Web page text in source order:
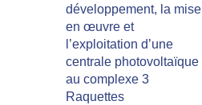
développement, la mise
en œuvre et
l’exploitation d’une
centrale photovoltaïque
au complexe 3
Raquettes